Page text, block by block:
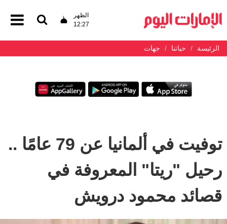
الظهر
12:27
الرئيسة حياتنا جهات
توفيت في ألمانيا عن 79 عامًا ..
رحيل "ريتا" المعروفة في
قصائد محمود درويش